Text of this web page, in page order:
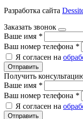
Разработка сайта
Заказать звонок
Ваше имя *
Ваш номер телефона *
Я согласен на
Отправить
Получить
Ваше имя *
Ваш номер телефона *
Я согласен на
Отправить